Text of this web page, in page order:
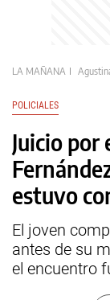
LA MAÑANA
POLICIALES
Juicio
estuvo
El joven
antes de su
el encuentro